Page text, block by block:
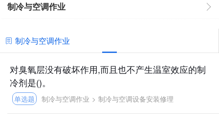
制冷与空调作业
制冷与空调作业
对臭氧层没有破坏作用,而且也不产生温室效应的制
冷剂是()。
单选题 制冷与空调作业 > 制冷与空调设备安装修理